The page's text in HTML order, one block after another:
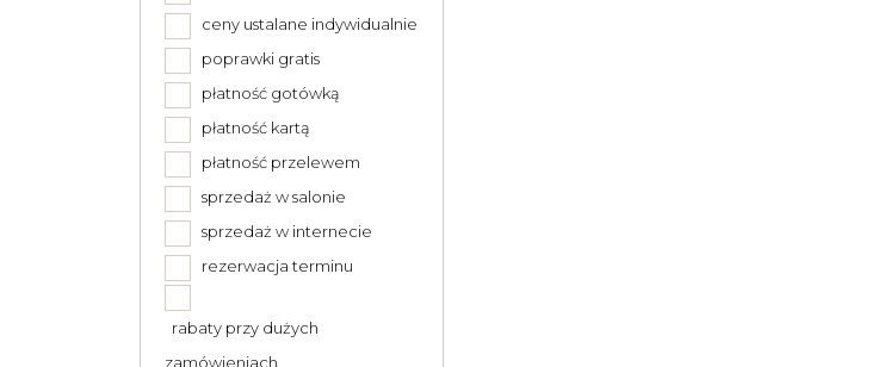
ceny ustalane indywidualnie
poprawki gratis
płatność gotówką
płatność kartą
płatność przelewem
sprzedaż w salonie
sprzedaż w internecie
rezerwacja terminu
rabaty przy dużych
zamówieniach